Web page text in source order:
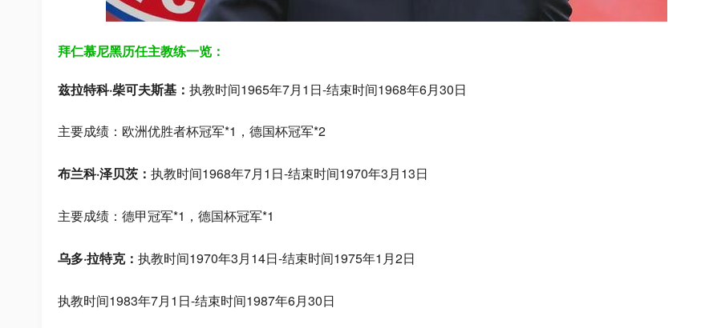
拜仁慕尼黑历任主教练一览：
兹拉特科·柴可夫斯基 ： 执教时间1965年7月1日-结束时间1968年6月30日
主要成绩：欧洲优胜者杯冠军*1，德国杯冠军*2
布兰科·泽贝茨： 执教时间1968年7月1日-结束时间1970年3月13日
主要成绩：德甲冠军*1，德国杯冠军*1
乌多·拉特克： 执教时间1970年3月14日-结束时间1975年1月2日
执教时间1983年7月1日-结束时间1987年6月30日